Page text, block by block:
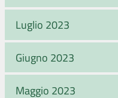
Luglio 2023
Giugno 2023
Maggio 2023